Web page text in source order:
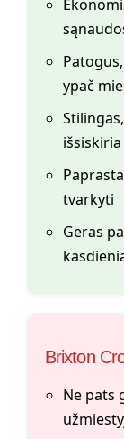
ypač
tvarkyti
Geras
Brixton
Ne pats